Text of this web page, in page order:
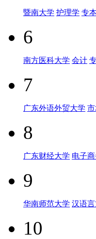
暨南大学 护理学 专
6
南方医科大学 会计
7
广东外语外贸大学
8
广东财经大学 电子
9
华南师范大学 汉语
10